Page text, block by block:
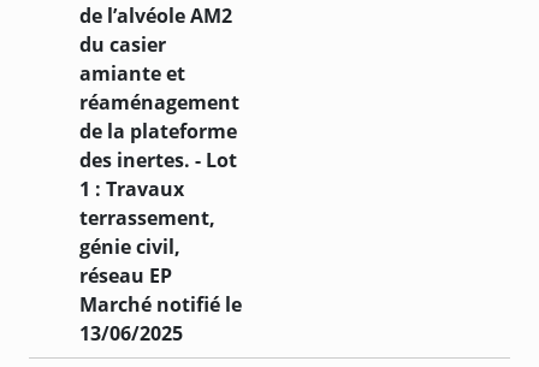
de l’alvéole AM2
du casier
amiante et
réaménagement
de la plateforme
des inertes. - Lot
1 : Travaux
terrassement,
génie civil,
réseau EP
Marché notifié le
13/06/2025